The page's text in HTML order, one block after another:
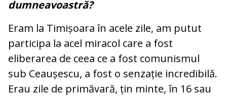
dumneavoastră?
Eram la Timișoara în acele zile, am putut
participa la acel miracol care a fost
eliberarea de ceea ce a fost comunismul
sub Ceaușescu, a fost o senzație incredibilă.
Erau zile de primăvară, țin minte, în 16 sau